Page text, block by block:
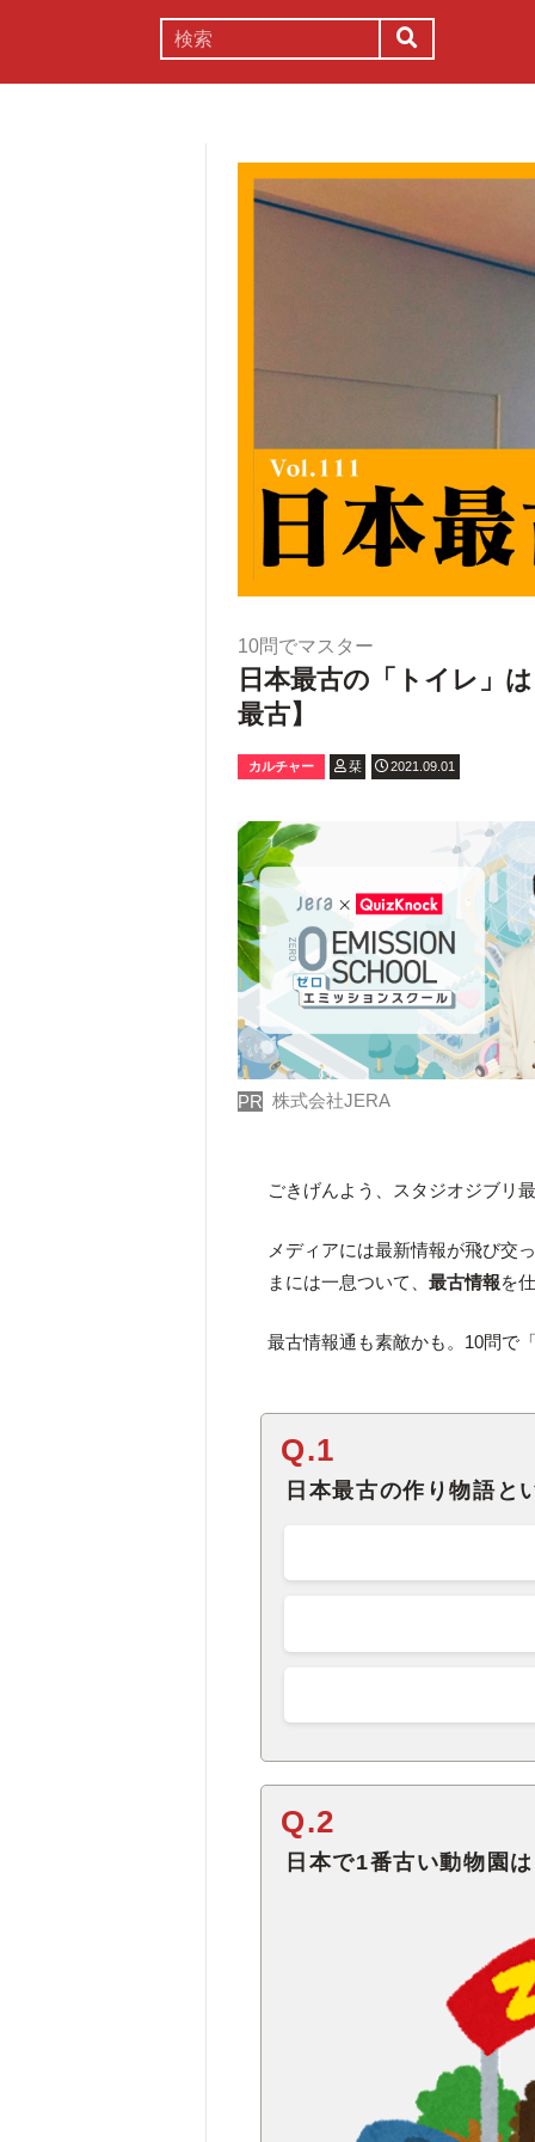
10問でマスター
日本最古の「トイレ」
最古】
カルチャー 栞 2021.09.01
PR 株式会社JERA
ごきげんよう、スタジオジブリ
メディアには最新情報が飛び交
まには一息ついて、最古情報を
最古情報通も素敵かも。10問で
Q.1
日本最古の作り物語と
Q.2
日本で1番古い動物園